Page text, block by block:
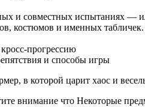
и совместных испытаниях —
костюмов и именных
прогрессию
и способы игры
в которой царит хаос и
внимание что Некоторые